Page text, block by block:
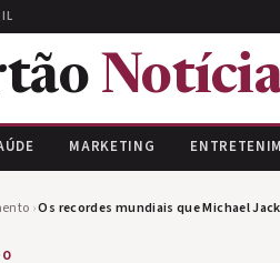
MARKETING
›Os recordes mundiais que Michael